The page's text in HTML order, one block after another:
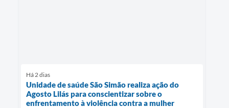
Há 2 dias
Unidade de saúde São Simão realiza ação do
Agosto Lilás para conscientizar sobre o
enfrentamento à violência contra a mulher